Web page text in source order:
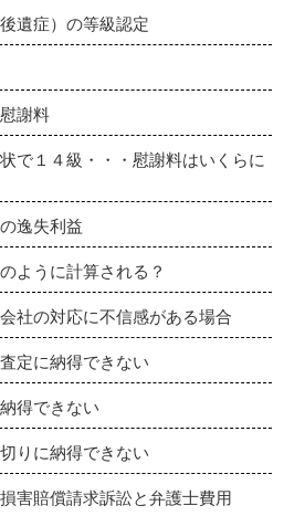
遺症）の等級認定
謝料
で１４級・・・慰謝料はいくらに
逸失利益
ように計算される？
社の対応に不信感がある場合
定に納得できない
得できない
りに納得できない
害賠償請求訴訟と弁護士費用